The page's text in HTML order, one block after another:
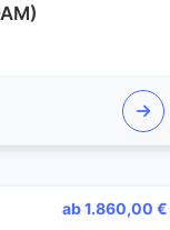
ab 1.860,00 €